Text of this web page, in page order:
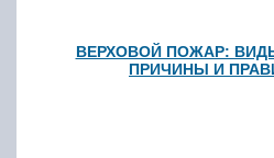
ВЕРХОВОЙ ПОЖАР:
ПРИЧИНЫ И